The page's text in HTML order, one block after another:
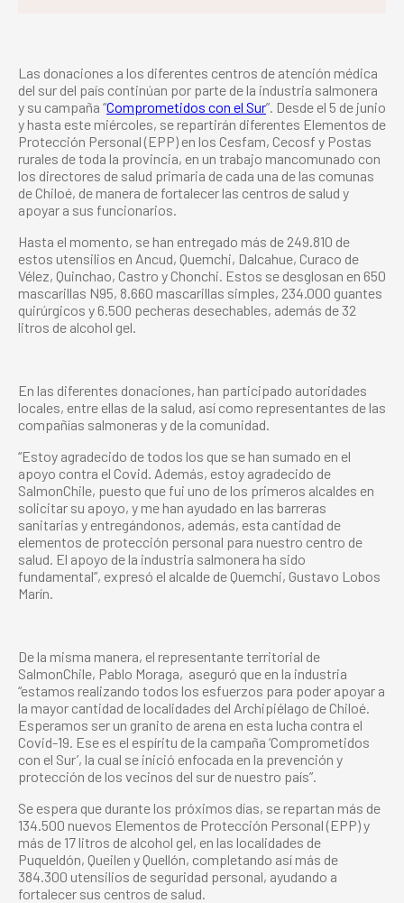
Las donaciones a los diferentes centros de atención médica
del sur del país continúan por parte de la industria salmonera
y su campaña “Comprometidos con el Sur”. Desde el 5 de junio
y hasta este miércoles, se repartirán diferentes Elementos de
Protección Personal (EPP) en los Cesfam, Cecosf y Postas
rurales de toda la provincia, en un trabajo mancomunado con
los directores de salud primaria de cada una de las comunas
de Chiloé, de manera de fortalecer las centros de salud y
apoyar a sus funcionarios.
Hasta el momento, se han entregado más de 249.810 de
estos utensilios en Ancud, Quemchi, Dalcahue, Curaco de
Vélez, Quinchao, Castro y Chonchi. Estos se desglosan en 650
mascarillas N95, 8.660 mascarillas simples, 234.000 guantes
quirúrgicos y 6.500 pecheras desechables, además de 32
litros de alcohol gel.
En las diferentes donaciones, han participado autoridades
locales, entre ellas de la salud, así como representantes de las
compañías salmoneras y de la comunidad.
“Estoy agradecido de todos los que se han sumado en el
apoyo contra el Covid. Además, estoy agradecido de
SalmonChile, puesto que fui uno de los primeros alcaldes en
solicitar su apoyo, y me han ayudado en las barreras
sanitarias y entregándonos, además, esta cantidad de
elementos de protección personal para nuestro centro de
salud. El apoyo de la industria salmonera ha sido
fundamental”, expresó el alcalde de Quemchi, Gustavo Lobos
Marín.
De la misma manera, el representante territorial de
SalmonChile, Pablo Moraga, aseguró que en la industria
“estamos realizando todos los esfuerzos para poder apoyar a
la mayor cantidad de localidades del Archipiélago de Chiloé.
Esperamos ser un granito de arena en esta lucha contra el
Covid-19. Ese es el espíritu de la campaña ‘Comprometidos
con el Sur’, la cual se inició enfocada en la prevención y
protección de los vecinos del sur de nuestro país”.
Se espera que durante los próximos días, se repartan más de
134.500 nuevos Elementos de Protección Personal (EPP) y
más de 17 litros de alcohol gel, en las localidades de
Puqueldón, Queilen y Quellón, completando así más de
384.300 utensilios de seguridad personal, ayudando a
fortalecer sus centros de salud.